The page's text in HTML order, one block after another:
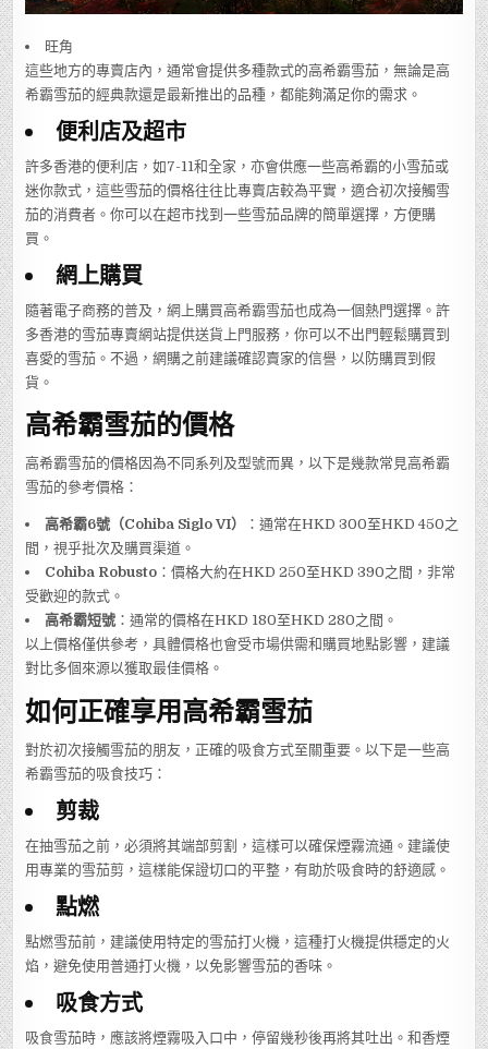
旺角
這些地方的專賣店內，通常會提供多種款式的高希霸雪茄，無論是高
希霸雪茄的經典款還是最新推出的品種，都能夠滿足你的需求。
便利店及超市
許多香港的便利店，如7-11和全家，亦會供應一些高希霸的小雪茄或
迷你款式，這些雪茄的價格往往比專賣店較為平實，適合初次接觸雪
茄的消費者。你可以在超市找到一些雪茄品牌的簡單選擇，方便購
買。
網上購買
隨著電子商務的普及，網上購買高希霸雪茄也成為一個熱門選擇。許
多香港的雪茄專賣網站提供送貨上門服務，你可以不出門輕鬆購買到
喜愛的雪茄。不過，網購之前建議確認賣家的信譽，以防購買到假
貨。
高希霸雪茄的價格
高希霸雪茄的價格因為不同系列及型號而異，以下是幾款常見高希霸
雪茄的參考價格：
高希霸6號（Cohiba Siglo VI）
：通常在HKD 300至HKD 450之
間，視乎批次及購買渠道。
Cohiba Robusto ：價格大約在HKD 250至HKD 390之間，非常
受歡迎的款式。
高希霸短號 ：通常的價格在HKD 180至HKD 280之間。
以上價格僅供參考，具體價格也會受市場供需和購買地點影響，建議
對比多個來源以獲取最佳價格。
如何正確享用高希霸雪茄
對於初次接觸雪茄的朋友，正確的吸食方式至關重要。以下是一些高
希霸雪茄的吸食技巧：
剪裁
在抽雪茄之前，必須將其端部剪割，這樣可以確保煙霧流通。建議使
用專業的雪茄剪，這樣能保證切口的平整，有助於吸食時的舒適感。
點燃
點燃雪茄前，建議使用特定的雪茄打火機，這種打火機提供穩定的火
焰，避免使用普通打火機，以免影響雪茄的香味。
吸食方式
吸食雪茄時，應該將煙霧吸入口中，停留幾秒後再將其吐出。和香煙